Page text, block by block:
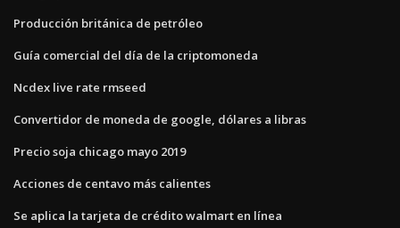
Producción británica de petróleo
Guía comercial del día de la criptomoneda
Ncdex live rate rmseed
Convertidor de moneda de google, dólares a libras
Precio soja chicago mayo 2019
Acciones de centavo más calientes
Se aplica la tarjeta de crédito walmart en línea